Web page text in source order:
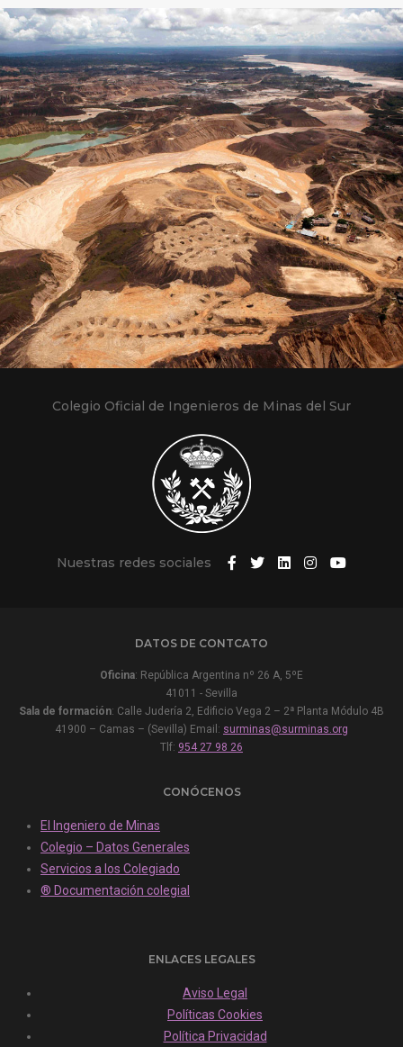
Colegio Oficial de Ingenieros de Minas del Sur
Nuestras redes sociales
DATOS DE CONTCATO
Oficina: República Argentina nº 26 A, 5ºE
41011 - Sevilla
Sala de formación: Calle Judería 2, Edificio Vega 2 – 2ª Planta Módulo 4B
41900 – Camas – (Sevilla) Email: surminas@surminas.org
Tlf: 954 27 98 26
CONÓCENOS
El Ingeniero de Minas
Colegio – Datos Generales
Servicios a los Colegiado
® Documentación colegial
ENLACES LEGALES
Aviso Legal
Políticas Cookies
Política Privacidad